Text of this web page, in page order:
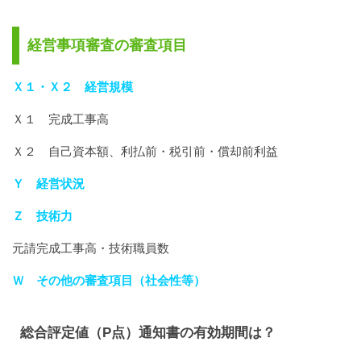
経営事項審査の審査項目
Ｘ１・Ｘ２ 経営規模
Ｘ１ 完成工事高
Ｘ２ 自己資本額、利払前・税引前・償却前利益
Ｙ 経営状況
Ｚ 技術力
元請完成工事高・技術職員数
Ｗ その他の審査項目（社会性等）
総合評定値（P点）通知書の有効期間は？